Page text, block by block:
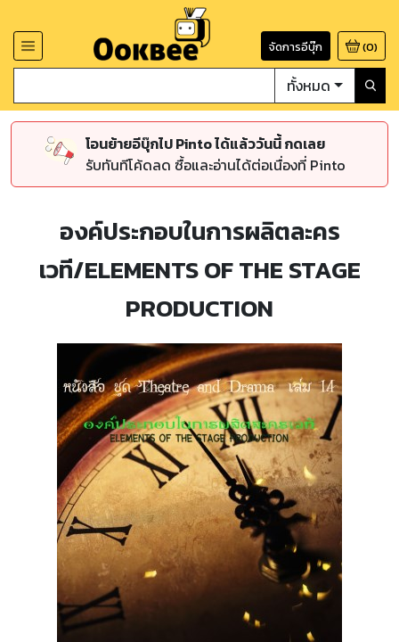
จัดการอีบุ๊ก (0)
ทั้งหมด
โอนย้ายอีบุ๊กไป Pinto ได้แล้ววันนี้ กดเลย
รับทันทีโค้ดลด ซื้อและอ่านได้ต่อเนื่องที่ Pinto
องค์ประกอบในการผลิตละคร
เวที/ELEMENTS OF THE STAGE
PRODUCTION